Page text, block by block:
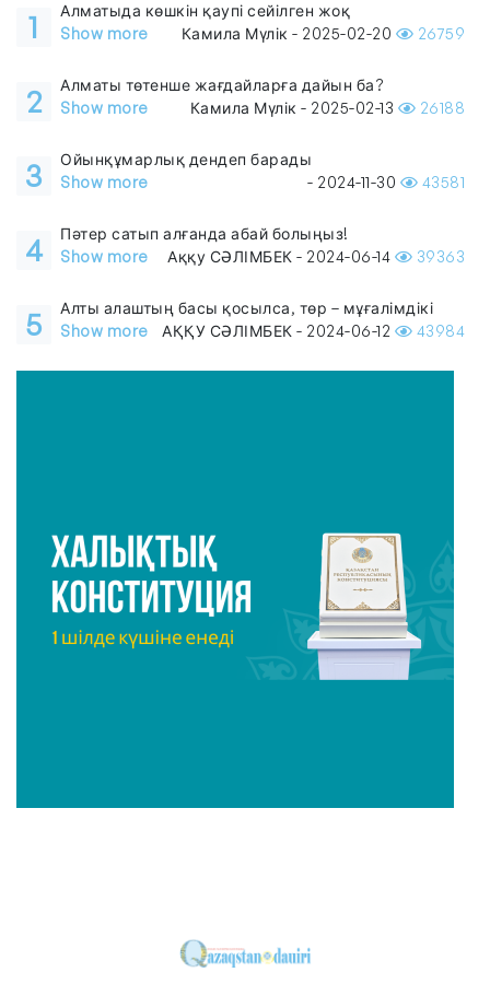
1
Алматыда көшкін қаупі сейілген жоқ
Show more
Камила Мүлік - 2025-02-20 26759
2
Алматы төтенше жағдайларға дайын ба?
Show more
Камила Мүлік - 2025-02-13 26188
3
Ойынқұмарлық дендеп барады
Show more
- 2024-11-30 43581
4
Пәтер сатып алғанда абай болыңыз!
Show more
Аққу СӘЛІМБЕК - 2024-06-14 39363
5
Алты алаштың басы қосылса, төр – мұғалімдікі
Show more
АҚҚУ СӘЛІМБЕК - 2024-06-12 43984